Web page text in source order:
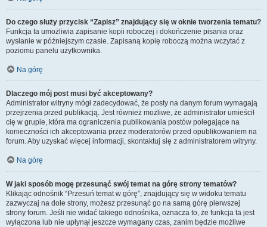
Do czego służy przycisk “Zapisz” znajdujący się w oknie tworzenia tematu?
Funkcja ta umożliwia zapisanie kopii roboczej i dokończenie pisania oraz
wysłanie w późniejszym czasie. Zapisaną kopię roboczą można wczytać z
poziomu panelu użytkownika.
Na górę
Dlaczego mój post musi być akceptowany?
Administrator witryny mógł zadecydować, że posty na danym forum wymagają
przejrzenia przed publikacją. Jest również możliwe, że administrator umieścił
cię w grupie, która ma ograniczenia publikowania postów polegające na
konieczności ich akceptowania przez moderatorów przed opublikowaniem na
forum. Aby uzyskać więcej informacji, skontaktuj się z administratorem witryny.
Na górę
W jaki sposób mogę przesunąć swój temat na górę strony tematów?
Klikając odnośnik “Przesuń temat w górę”, znajdujący się w widoku tematu
zazwyczaj na dole strony, możesz przesunąć go na samą górę pierwszej
strony forum. Jeśli nie widać takiego odnośnika, oznacza to, że funkcja ta jest
wyłączona lub nie upłynął jeszcze wymagany czas, zanim będzie możliwe